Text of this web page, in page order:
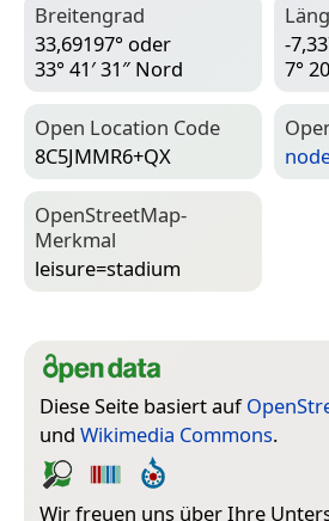
Breitengrad
33,69197° oder
33° 41′ 31″ Nord
-
7°
Open Location Code
8C5JMMR6+QX
Open­Street­Map-
Merkmal
leisure=­stadium
Diese Seite basiert auf
und Wikimedia Commons.
Wir freuen uns über Ihre